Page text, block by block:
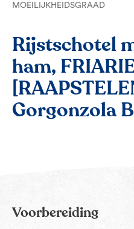
MOEILIJKHEIDSGRAAD
Rijstschotel
ham,
Gorgonzola
Voorbereiding